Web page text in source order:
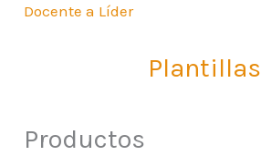
Docente a Líder
Plantillas
Productos